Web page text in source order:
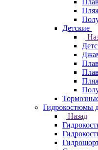
Детские
Гидрокостюмы
Назад